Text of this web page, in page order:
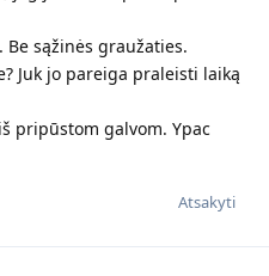
sąžinės graužaties.
Juk jo pareiga praleisti laiką
pripūstom galvom. Ypac
Atsakyti